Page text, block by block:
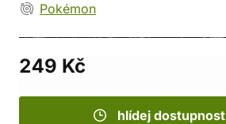
Pokémon
249 Kč
hlídej dostupnost